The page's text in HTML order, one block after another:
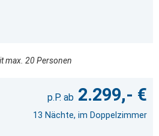
max. 20 Personen
2.299,- €
13 Nächte, im Doppelzimmer